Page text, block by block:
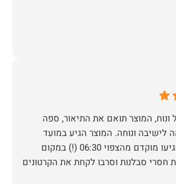
ונוח, המוצר תואם את התיאור, ספה
לישיבה ונוחה. המוצר הגיע במועד
שנקבע. המובילים הגיעו מוקדם מהצפוי 06:30 (!) במקום
היו קצת חסרי סבלנות וסרבו לקחת את הקרטונים